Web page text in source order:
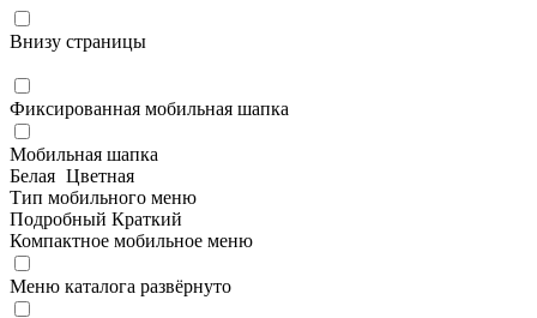
Внизу страницы
Фиксированная мобильная шапка
Мобильная шапка
Белая Цветная
Тип мобильного меню
Подробный Краткий
Компактное мобильное меню
Меню каталога развёрнуто